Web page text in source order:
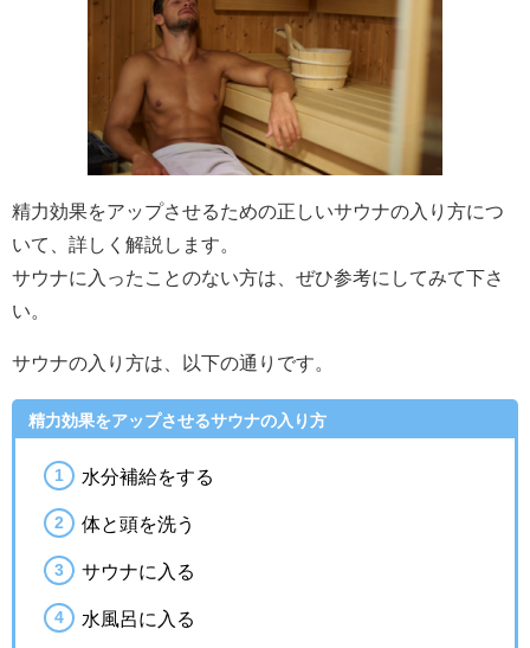
精力効果をアップさせるための正しいサウナの入り方につ
いて、詳しく解説します。
サウナに入ったことのない方は、ぜひ参考にしてみて下さ
い。
サウナの入り方は、以下の通りです。
精力効果をアップさせるサウナの入り方
水分補給をする
体と頭を洗う
サウナに入る
水風呂に入る